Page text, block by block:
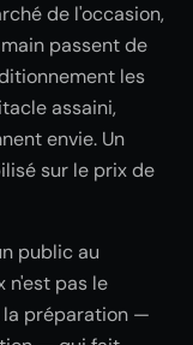
de l'occasion,
passent de
les
assaini,
envie. Un
sur le prix de
public au
n'est pas le
la préparation —